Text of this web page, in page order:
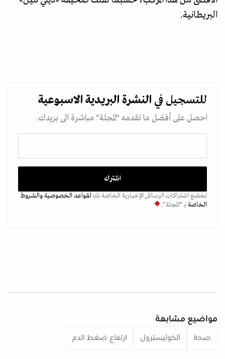
البريطانية.
للتسجيل في النشرة البريدية الاسبوعية
احصل على أفضل ما تقدمه "المجلة" مباشرة الى بريدك.
تخضع اشتراكات الرسائل الإخبارية الخاصة بكلقواعد الخصوصيةوالشروط
الخاصة بـ “المجلة".
مواضيع مشابهة
صحة الكوليسترول ارتفاع ضغط الدم